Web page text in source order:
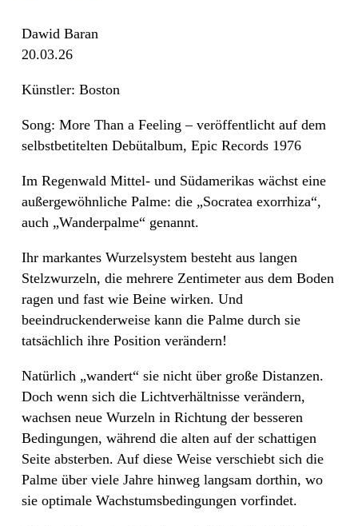
Dawid Baran
20.03.26
Künstler: Boston
Song: More Than a Feeling – veröffentlicht auf dem
selbstbetitelten Debütalbum, Epic Records 1976
Im Regenwald Mittel- und Südamerikas wächst eine
außergewöhnliche Palme: die „Socratea exorrhiza“,
auch „Wanderpalme“ genannt.
Ihr markantes Wurzelsystem besteht aus langen
Stelzwurzeln, die mehrere Zentimeter aus dem Boden
ragen und fast wie Beine wirken. Und
beeindruckenderweise kann die Palme durch sie
tatsächlich ihre Position verändern!
Natürlich „wandert“ sie nicht über große Distanzen.
Doch wenn sich die Lichtverhältnisse verändern,
wachsen neue Wurzeln in Richtung der besseren
Bedingungen, während die alten auf der schattigen
Seite absterben. Auf diese Weise verschiebt sich die
Palme über viele Jahre hinweg langsam dorthin, wo
sie optimale Wachstumsbedingungen vorfindet.